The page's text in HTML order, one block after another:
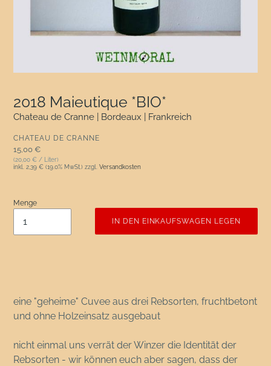
2018 Maieutique *BIO*
Chateau de Cranne | Bordeaux | Frankreich
VERKÄUFER
CHATEAU DE CRANNE
Normaler Preis
15,00 €
(20,00 € / Liter)
inkl. 2,39 € (19.0% MwSt.) zzgl. Versandkosten
Menge
IN DEN EINKAUFSWAGEN LEGEN
eine "geheime" Cuvee aus drei Rebsorten, fruchtbetont
und ohne Holzeinsatz ausgebaut
nicht einmal uns verrät der Winzer die Identität der
Rebsorten - wir können euch aber sagen, dass der